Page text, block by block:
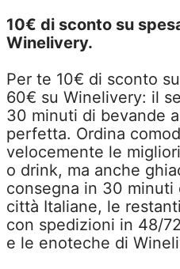
10€ di sconto su
Winelivery.
Per te 10€ di sconto
60€ su Winelivery: il
30 minuti di bevande
perfetta. Ordina
velocemente le
o drink, ma anche
consegna in 30
città Italiane, le
con spedizioni in 48/
e le enoteche di